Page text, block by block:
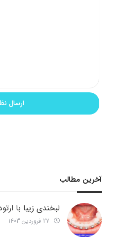
آخرین مطالب
لبخندی زیبا با